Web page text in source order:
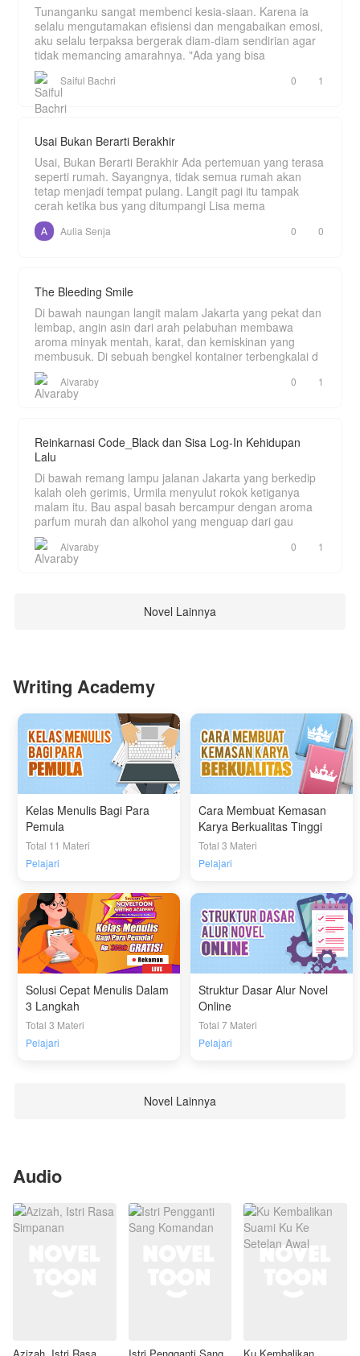
Secara mengejutkan, aroma tubuh dingin
menyerupai mawar es milik Issabelle menjadi
satu-satunya wewangian yang bisa dicium oleh
Navarro setelah 16 tahun hidupnya.
mulai terobsesi untuk menguak topeng misterius
Happy reading 🌷
Tunanganku sangat membenci kesia-siaan. Karena ia
selalu mengutamakan efisiensi dan mengabaikan emosi,
aku selalu terpaksa bergerak diam-diam sendirian agar
tidak memancing amarahnya. "Ada yang bisa
Saiful Bachri 0 1
Usai Bukan Berarti Berakhir
Usai, Bukan Berarti Berakhir Ada pertemuan yang terasa
seperti rumah. Sayangnya, tidak semua rumah akan
tetap menjadi tempat pulang. Langit pagi itu tampak
cerah ketika bus yang ditumpangi Lisa mema
Aulia Senja 0 0
The Bleeding Smile
Di bawah naungan langit malam Jakarta yang pekat dan
lembap, angin asin dari arah pelabuhan membawa
aroma minyak mentah, karat, dan kemiskinan yang
membusuk. Di sebuah bengkel kontainer terbengkalai d
Alvaraby 0 1
Reinkarnasi Code_Black dan Sisa Log-In Kehidupan
Lalu
Di bawah remang lampu jalanan Jakarta yang berkedip
kalah oleh gerimis, Urmila menyulut rokok ketiganya
malam itu. Bau aspal basah bercampur dengan aroma
parfum murah dan alkohol yang menguap dari gau
Alvaraby 0 1
Novel Lainnya
Writing Academy
Kelas Menulis Bagi Para
Pemula
Total 11 Materi
Pelajari
Cara Membuat Kemasan
Karya Berkualitas Tinggi
Total 3 Materi
Pelajari
Solusi Cepat Menulis Dalam
3 Langkah
Total 3 Materi
Pelajari
Struktur Dasar Alur Novel
Online
Total 7 Materi
Pelajari
Novel Lainnya
Audio